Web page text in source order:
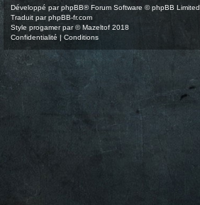
Développé parphpBB® Forum Software © phpBB Limited
Traduit parphpBB-fr.com
Style progamerpar ©Mazeltof 2018
Confidentialité | Conditions